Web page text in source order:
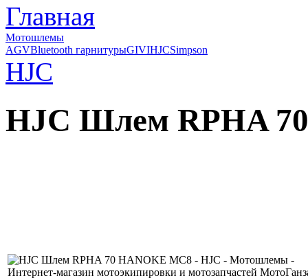
Главная
Мотошлемы
AGVBluetooth гарнитурыGIVIHJCSimpson
HJC
HJC Шлем RPHA